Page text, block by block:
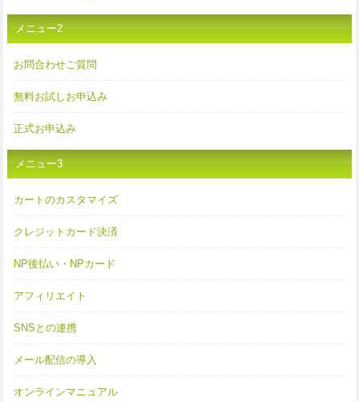
メニュー2
お問合わせご質問
無料お試しお申込み
正式お申込み
メニュー3
カートのカスタマイズ
クレジットカード決済
NP後払い・NPカード
アフィリエイト
SNSとの連携
メール配信の導入
オンラインマニュアル